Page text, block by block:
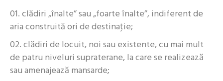
clădiri „înalte” sau „foarte înalte”, indiferent de
aria construită ori de destinaţie;
clădiri de locuit, noi sau existente, cu mai mult
de patru niveluri supraterane, la care se realizează
sau amenajează mansarde;